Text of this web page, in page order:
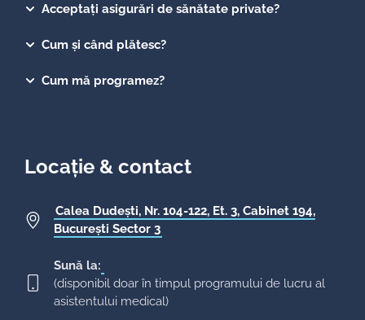
Acceptați asigurări de sănătate private?
Cum și când plătesc?
Cum mă programez?
Locație & contact
Calea Dudești, Nr. 104-122, Et. 3, Cabinet 194,
București Sector 3
Sună la:
(disponibil doar în timpul programului de lucru al
asistentului medical)